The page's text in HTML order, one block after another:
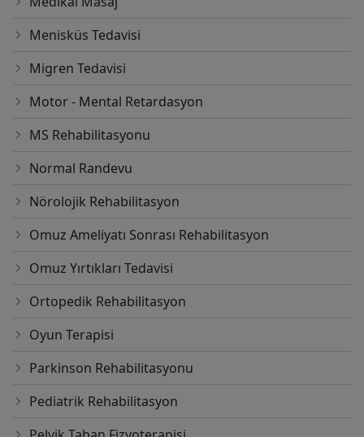
Menisküs Tedavisi
Migren Tedavisi
Motor - Mental Retardasyon
MS Rehabilitasyonu
Normal Randevu
Nörolojik Rehabilitasyon
Omuz Ameliyatı Sonrası Rehabilitasyon
Omuz Yırtıkları Tedavisi
Ortopedik Rehabilitasyon
Oyun Terapisi
Parkinson Rehabilitasyonu
Pediatrik Rehabilitasyon